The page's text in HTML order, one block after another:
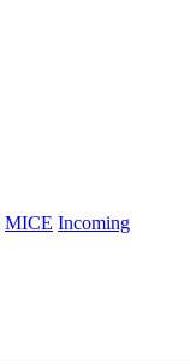
MICE Incoming